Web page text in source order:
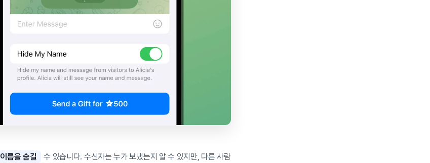
이름을 숨길
수 있습니다. 수신자는 누가 보냈는지 알 수 있지만, 다른 사람